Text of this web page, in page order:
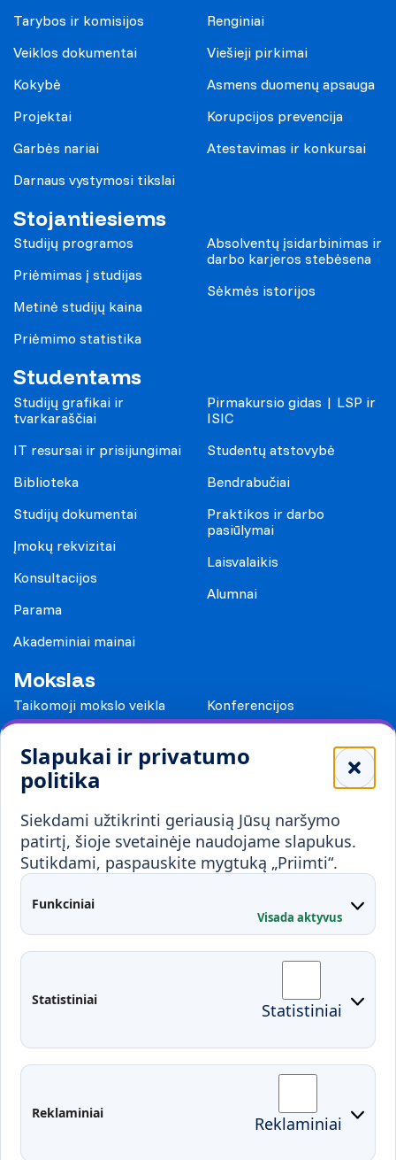
Slapukai ir privatumo
politika
Siekdami užtikrinti geriausią Jūsų naršymo
patirtį, šioje svetainėje naudojame slapukus.
Sutikdami, paspauskite mygtuką „Priimti“.
Funkciniai
Visada aktyvus
Statistiniai Statistiniai
Reklaminiai Reklaminiai
Tarybos ir komisijos
Veiklos dokumentai
Kokybė
Projektai
Garbės nariai
Darnaus vystymosi tikslai
Renginiai
Viešieji pirkimai
Asmens duomenų apsauga
Korupcijos prevencija
Atestavimas ir konkursai
Stojantiesiems
Studijų programos
Priėmimas į studijas
Metinė studijų kaina
Priėmimo statistika
Absolventų įsidarbinimas ir
darbo karjeros stebėsena
Sėkmės istorijos
Studentams
Studijų grafikai ir
tvarkaraščiai
IT resursai ir prisijungimai
Biblioteka
Studijų dokumentai
Įmokų rekvizitai
Konsultacijos
Parama
Akademiniai mainai
Pirmakursio gidas | LSP ir
ISIC
Studentų atstovybė
Bendrabučiai
Praktikos ir darbo
pasiūlymai
Laisvalaikis
Alumnai
Mokslas
Taikomoji mokslo veikla
Konferencijos
Mokykloms
Visuomenei ir verslui
Mokymai ir konsultavimas
Partnerystės
Karjera
Kontaktai
Administracija
Fakultetai
Studentų atstovybė
Moodle
EDINA
Pasirengimas ekstremaliai